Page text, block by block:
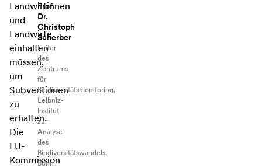
Landwirtinnen
und
Landwirte
einhalten
müssen,
um
Subventionen
zu
erhalten.
Die
EU-
Kommission
Prof.
Dr.
Christoph
Scherber
Leiter
des
Zentrums
für
Biodiversitätsmonitoring,
Leibniz-
Institut
zur
Analyse
des
Biodiversitätswandels,
Bonn